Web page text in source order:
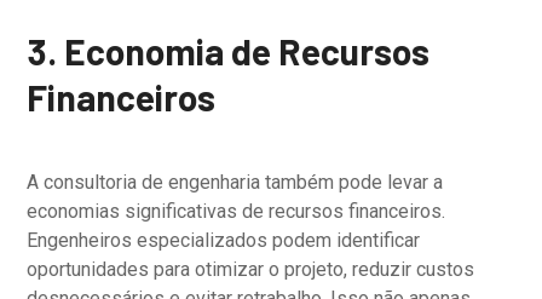
3. Economia de Recursos
Financeiros
A consultoria de engenharia também pode levar a
economias significativas de recursos financeiros.
Engenheiros especializados podem identificar
oportunidades para otimizar o projeto, reduzir custos